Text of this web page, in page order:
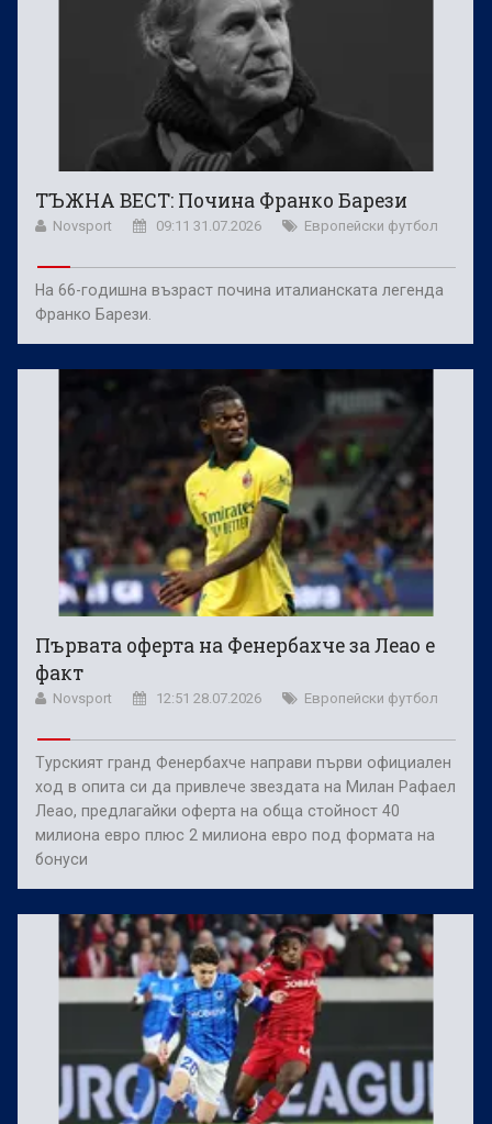
ТЪЖНА ВЕСТ: Почина Франко Барези
Novsport 09:11 31.07.2026 Европейски футбол
На 66-годишна възраст почина италианската легенда
Франко Барези.
Първата оферта на Фенербахче за Леао е
факт
Novsport 12:51 28.07.2026 Европейски футбол
Турският гранд Фенербахче направи първи официален
ход в опита си да привлече звездата на Милан Рафаел
Леао, предлагайки оферта на обща стойност 40
милиона евро плюс 2 милиона евро под формата на
бонуси